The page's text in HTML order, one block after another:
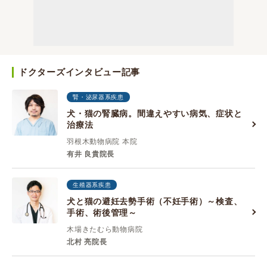
ドクターズインタビュー記事
腎・泌尿器系疾患
犬・猫の腎臓病。間違えやすい病気、症状と
治療法
羽根木動物病院 本院
有井 良貴院長
生殖器系疾患
犬と猫の避妊去勢手術（不妊手術）～検査、
手術、術後管理～
木場きたむら動物病院
北村 亮院長